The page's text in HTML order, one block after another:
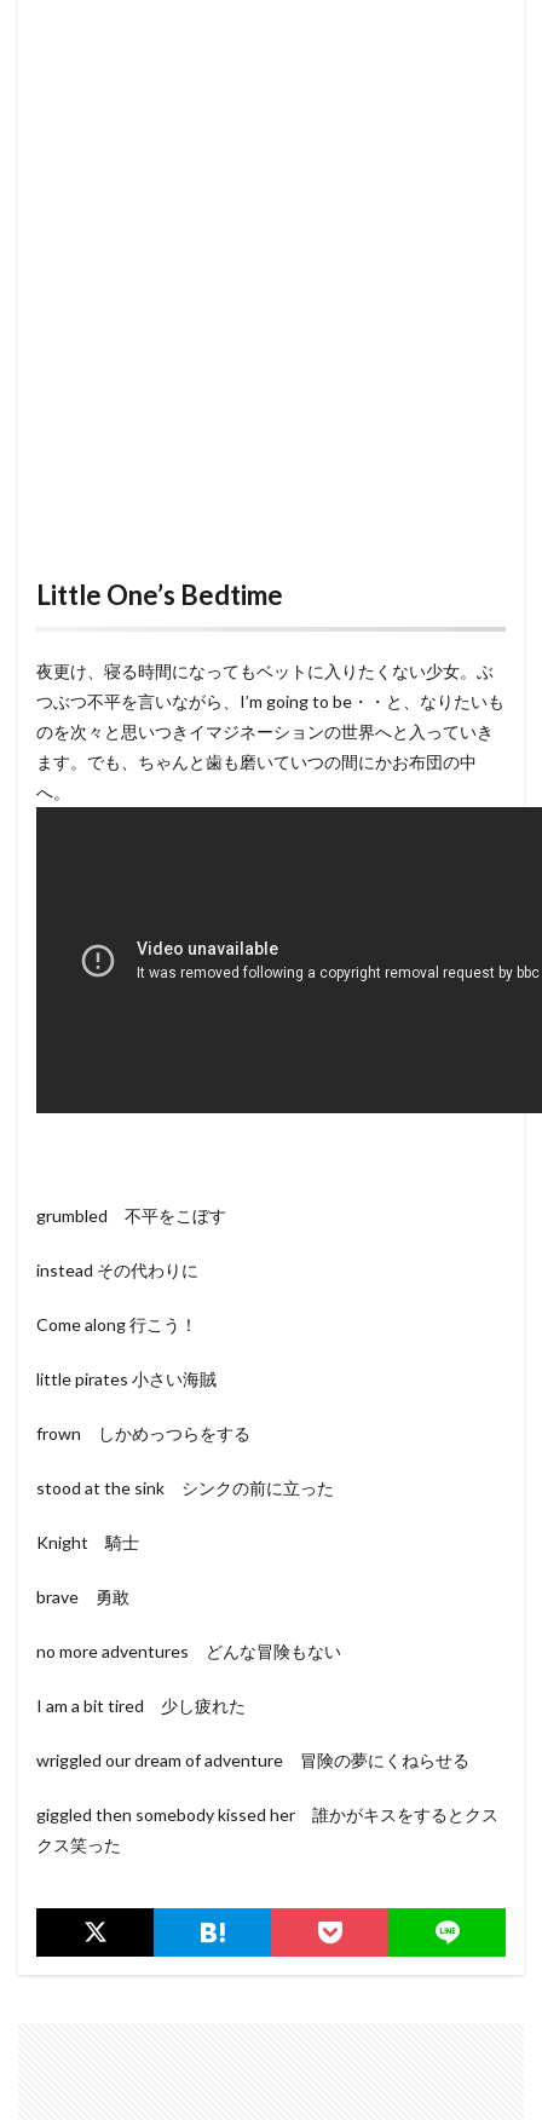
Little One’s Bedtime
夜更け、寝る時間になってもベットに入りたくない少女。ぶ
つぶつ不平を言いながら、I’m going to be・・と、なりたいも
のを次々と思いつきイマジネーションの世界へと入っていき
ます。でも、ちゃんと歯も磨いていつの間にかお布団の中
へ。
grumbled 不平をこぼす
instead その代わりに
Come along 行こう！
little pirates 小さい海賊
frown しかめっつらをする
stood at the sink シンクの前に立った
Knight 騎士
brave 勇敢
no more adventures どんな冒険もない
I am a bit tired 少し疲れた
wriggled our dream of adventure 冒険の夢にくねらせる
giggled then somebody kissed her 誰かがキスをするとクス
クス笑った